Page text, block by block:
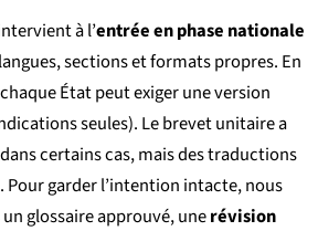
à l’entrée en phase nationale
sections et formats propres. En
État peut exiger une version
seules). Le brevet unitaire a
certains cas, mais des traductions
garder l’intention intacte, nous
glossaire approuvé, unerévision